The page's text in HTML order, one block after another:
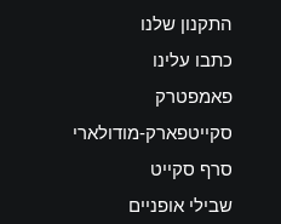
התקנון שלנו
כתבו עלינו
פאמפטרק
סקייטפארק-מודולארי
סרף סקייט
שבילי אופניים